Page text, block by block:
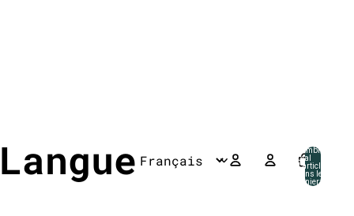
Nombre
total
d’articles
dans le
panier: 0